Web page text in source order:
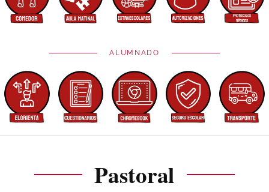
ALUMNADO
Pastoral